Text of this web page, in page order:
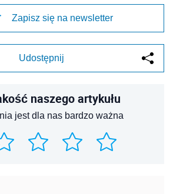
Zapisz się na newsletter
Udostępnij
naszego artykułu
jest dla nas bardzo ważna